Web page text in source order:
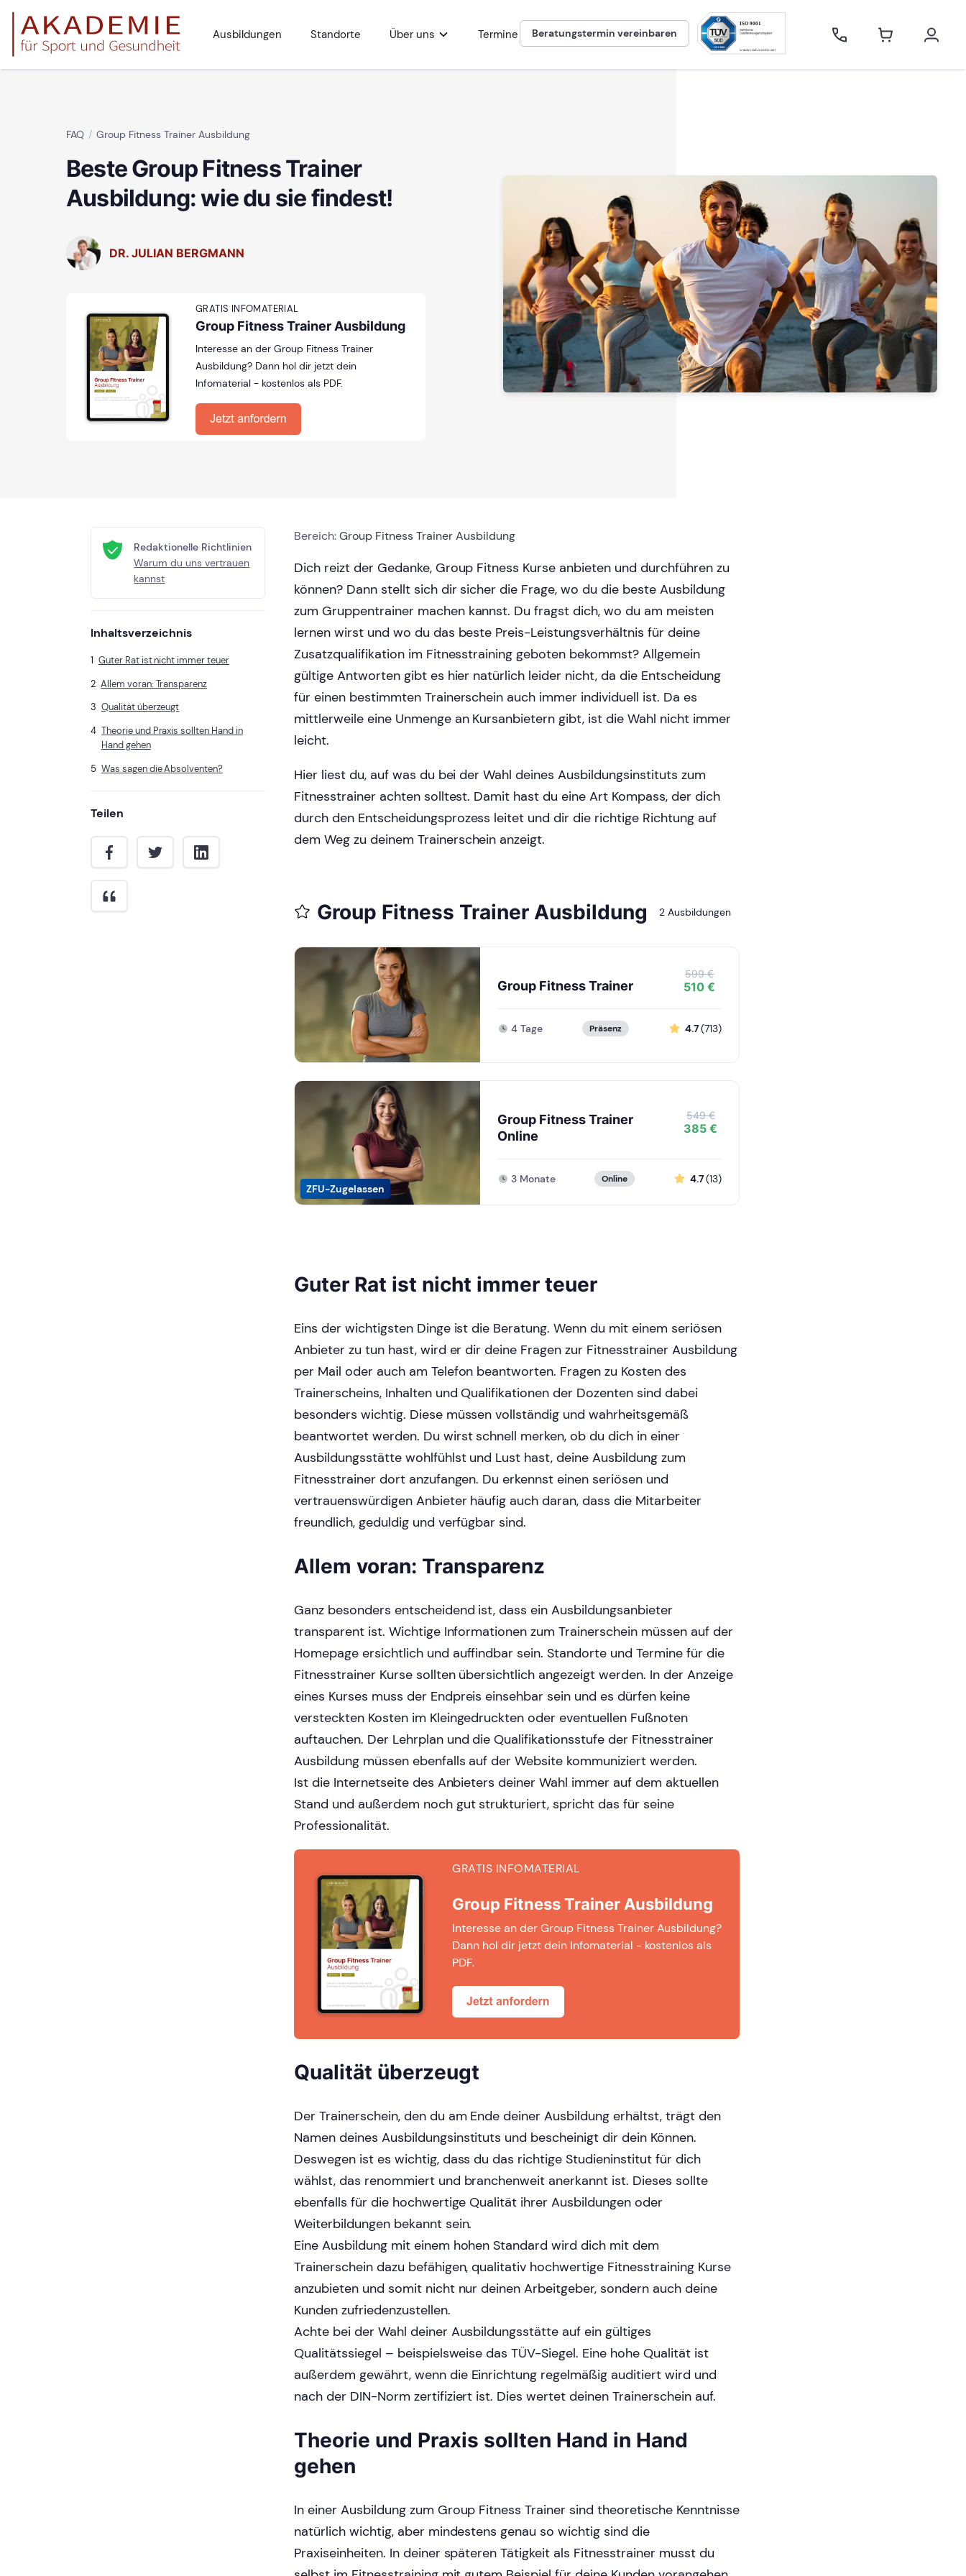
Ausbildungen Standorte Über uns Termine Beratungstermin vereinbaren
FAQ Group Fitness Trainer Ausbildung
Beste Group Fitness Trainer
Ausbildung: wie du sie findest!
DR. JULIAN BERGMANN
GRATIS INFOMATERIAL
Group Fitness Trainer Ausbildung
Interesse an der Group Fitness Trainer
Ausbildung? Dann hol dir jetzt dein
Infomaterial - kostenlos als PDF.
Redaktionelle Richtlinien
Warum du uns vertrauen
kannst
Inhaltsverzeichnis
Guter Rat ist nicht immer teuer
Allem voran: Transparenz
Qualität überzeugt
Theorie und Praxis sollten Hand in
Hand gehen
Was sagen die Absolventen?
Teilen
Bereich:Group Fitness Trainer Ausbildung
Dich reizt der Gedanke, Group Fitness Kurse anbieten und durchführen zu
können? Dann stellt sich dir sicher die Frage, wo du die beste Ausbildung
zum Gruppentrainer machen kannst. Du fragst dich, wo du am meisten
lernen wirst und wo du das beste Preis-Leistungsverhältnis für deine
Zusatzqualifikation im Fitnesstraining geboten bekommst? Allgemein
gültige Antworten gibt es hier natürlich leider nicht, da die Entscheidung
für einen bestimmten Trainerschein auch immer individuell ist. Da es
mittlerweile eine Unmenge an Kursanbietern gibt, ist die Wahl nicht immer
leicht.
Hier liest du, auf was du bei der Wahl deines Ausbildungsinstituts zum
Fitnesstrainer achten solltest. Damit hast du eine Art Kompass, der dich
durch den Entscheidungsprozess leitet und dir die richtige Richtung auf
dem Weg zu deinem Trainerschein anzeigt.
Group Fitness Trainer Ausbildung 2 Ausbildungen
Group Fitness Trainer
599 €
510 €
4 Tage Präsenz 4.7(713)
ZFU-Zugelassen
Group Fitness Trainer
Online
549 €
385 €
3 Monate Online 4.7(13)
Guter Rat ist nicht immer teuer
Eins der wichtigsten Dinge ist die Beratung. Wenn du mit einem seriösen
Anbieter zu tun hast, wird er dir deine Fragen zur Fitnesstrainer Ausbildung
per Mail oder auch am Telefon beantworten. Fragen zu Kosten des
Trainerscheins, Inhalten und Qualifikationen der Dozenten sind dabei
besonders wichtig. Diese müssen vollständig und wahrheitsgemäß
beantwortet werden. Du wirst schnell merken, ob du dich in einer
Ausbildungsstätte wohlfühlst und Lust hast, deine Ausbildung zum
Fitnesstrainer dort anzufangen. Du erkennst einen seriösen und
vertrauenswürdigen Anbieter häufig auch daran, dass die Mitarbeiter
freundlich, geduldig und verfügbar sind.
Allem voran: Transparenz
Ganz besonders entscheidend ist, dass ein Ausbildungsanbieter
transparent ist. Wichtige Informationen zum Trainerschein müssen auf der
Homepage ersichtlich und auffindbar sein. Standorte und Termine für die
Fitnesstrainer Kurse sollten übersichtlich angezeigt werden. In der Anzeige
eines Kurses muss der Endpreis einsehbar sein und es dürfen keine
versteckten Kosten im Kleingedruckten oder eventuellen Fußnoten
auftauchen. Der Lehrplan und die Qualifikationsstufe der Fitnesstrainer
Ausbildung müssen ebenfalls auf der Website kommuniziert werden.
Ist die Internetseite des Anbieters deiner Wahl immer auf dem aktuellen
Stand und außerdem noch gut strukturiert, spricht das für seine
Professionalität.
GRATIS INFOMATERIAL
Group Fitness Trainer Ausbildung
Interesse an der Group Fitness Trainer Ausbildung?
Dann hol dir jetzt dein Infomaterial - kostenlos als
PDF.
Qualität überzeugt
Der Trainerschein, den du am Ende deiner Ausbildung erhältst, trägt den
Namen deines Ausbildungsinstituts und bescheinigt dir dein Können.
Deswegen ist es wichtig, dass du das richtige Studieninstitut für dich
wählst, das renommiert und branchenweit anerkannt ist. Dieses sollte
ebenfalls für die hochwertige Qualität ihrer Ausbildungen oder
Weiterbildungen bekannt sein.
Eine Ausbildung mit einem hohen Standard wird dich mit dem
Trainerschein dazu befähigen, qualitativ hochwertige Fitnesstraining Kurse
anzubieten und somit nicht nur deinen Arbeitgeber, sondern auch deine
Kunden zufriedenzustellen.
Achte bei der Wahl deiner Ausbildungsstätte auf ein gültiges
Qualitätssiegel – beispielsweise das TÜV-Siegel. Eine hohe Qualität ist
außerdem gewährt, wenn die Einrichtung regelmäßig auditiert wird und
nach der DIN-Norm zertifiziert ist. Dies wertet deinen Trainerschein auf.
Theorie und Praxis sollten Hand in Hand
gehen
In einer Ausbildung zum Group Fitness Trainer sind theoretische Kenntnisse
natürlich wichtig, aber mindestens genau so wichtig sind die
Praxiseinheiten. In deiner späteren Tätigkeit als Fitnesstrainer musst du